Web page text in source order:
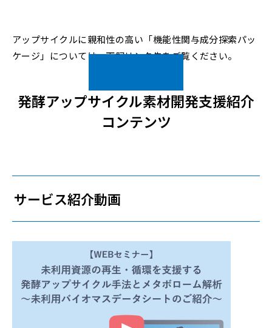
アップサイクルに親和性の高い「機能性関与成分探索パッ
ケージ」については、下記リンク先をご覧ください。
発酵アップサイクル素材開発支援紹介
コンテンツ
サービス紹介動画